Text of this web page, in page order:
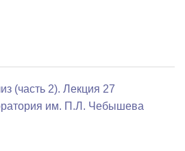
(часть 2). Лекция 27
им. П.Л. Чебышева